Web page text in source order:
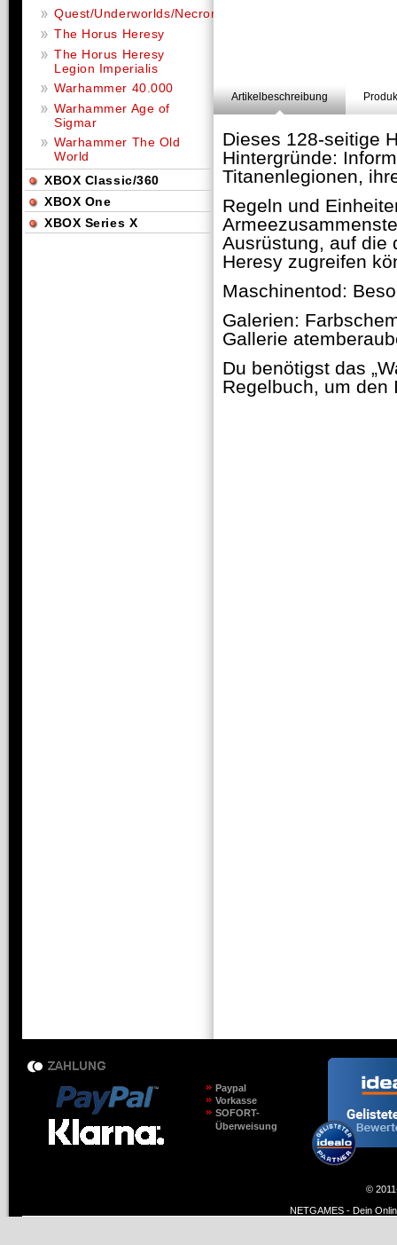
Artikelbeschreibung
Dieses 128-seitige
Hintergründe:
Titanenlegionen,
Regeln und
Ausrüstung, auf die
Heresy zugreifen
Maschinentod:
Galerien:
Gallerie
Du benötigst das
Regelbuch, um
Quest/Underworlds/Necromunda
The Horus Heresy
The Horus Heresy
Legion Imperialis
Warhammer 40.000
Warhammer Age of
Sigmar
Warhammer The Old
World
XBOX Classic/360
XBOX One
XBOX Series X
Paypal
Vorkasse
SOFORT-
Überweisung
©
NETGAMES - Dein